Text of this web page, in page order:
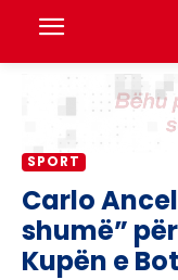
SPORT
Carlo
shumë”
Kupën e